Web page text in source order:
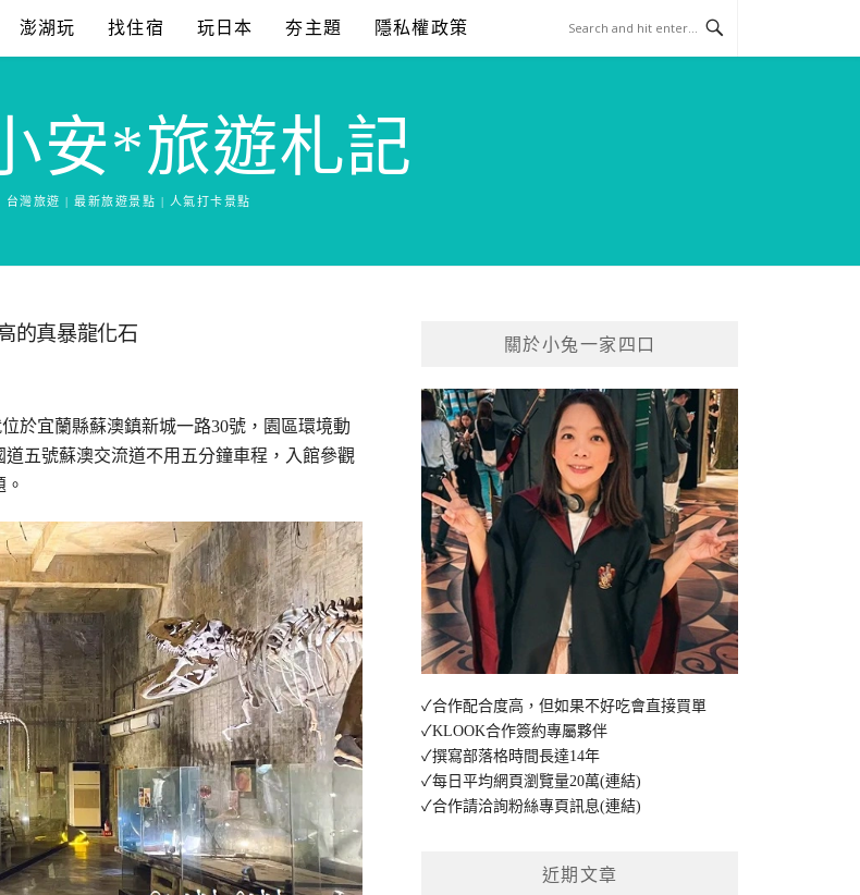
澎湖玩 找住宿 玩日本 夯主題 隱私權政策
安*旅遊札記
台灣旅遊 | 最新旅遊景點 | 人氣打卡景點
的真暴龍化石
於宜蘭縣蘇澳鎮新城一路30號，園區環境動
五號蘇澳交流道不用五分鐘車程，入館參觀
關於小兔一家四口
✓合作配合度高，但如果不好吃會直接買單
✓KLOOK合作簽約專屬夥伴
✓撰寫部落格時間長達14年
✓每日平均網頁瀏覽量20萬(連結)
✓合作請洽詢粉絲專頁訊息(連結)
近期文章